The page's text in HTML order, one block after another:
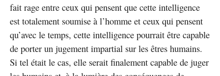
fait rage entre ceux qui pensent que cette intelligence
est totalement soumise à l’homme et ceux qui pensent
qu’avec le temps, cette intelligence pourrait être capable
de porter un jugement impartial sur les êtres humains.
Si tel était le cas, elle serait finalement capable de juger